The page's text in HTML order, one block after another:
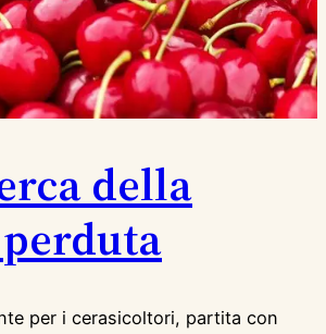
della
per i cerasicoltori, partita con